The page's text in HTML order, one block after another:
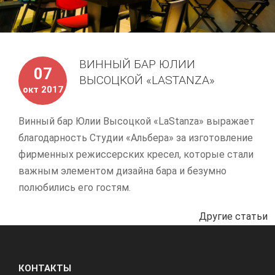
07
окт 2017
ВИННЫЙ БАР ЮЛИИ
ВЫСОЦКОЙ «LASTANZA»
Винный бар Юлии Высоцкой «LaStanza» выражает
благодарность Студии «Альбера» за изготовление
фирменных режиссерских кресел, которые стали
важным элементом дизайна бара и безумно
полюбились его гостям.
Другие статьи
КОНТАКТЫ